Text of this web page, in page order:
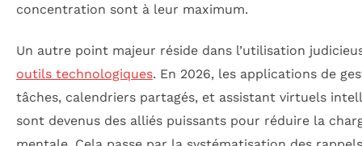
concentration sont à leur maximum.
Un autre point majeur réside dans l’utilisation
outils technologiques. En 2026, les applications de
tâches, calendriers partagés, et assistant virtuels
sont devenus des alliés puissants pour réduire la